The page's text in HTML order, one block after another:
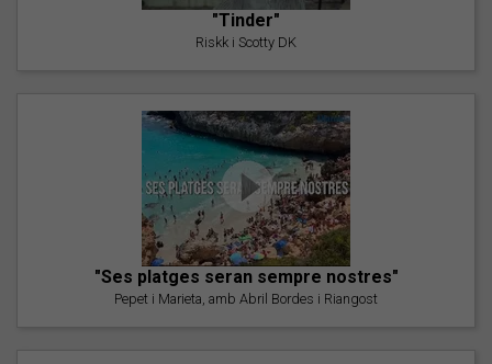
"Tinder"
Riskk i Scotty DK
"Ses platges seran sempre nostres"
Pepet i Marieta, amb Abril Bordes i Riangost